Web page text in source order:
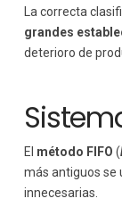
La correcta
grandes
deterioro de
El método FIFO (
más antiguos se
innecesarias.